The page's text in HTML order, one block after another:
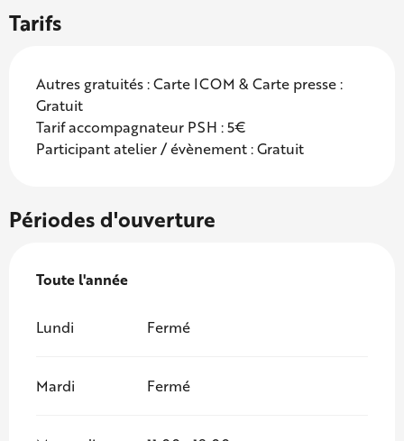
Tarifs
Autres gratuités : Carte ICOM & Carte presse :
Gratuit
Tarif accompagnateur PSH : 5€
Participant atelier / évènement : Gratuit
Périodes d'ouverture
Toute l'année
Toute l'année
Lundi Fermé
Mardi Fermé